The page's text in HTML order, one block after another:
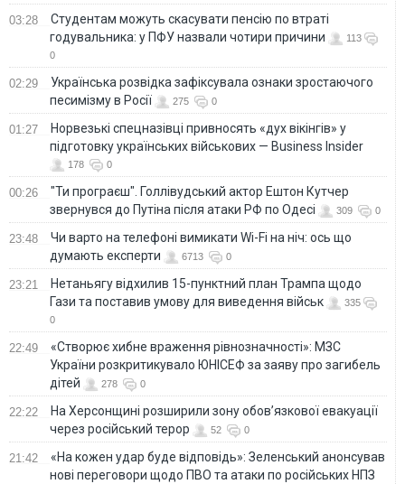
03:28
Студентам можуть скасувати пенсію по втраті
годувальника: у ПФУ назвали чотири причини
113
0
02:29
Українська розвідка зафіксувала ознаки зростаючого
песимізму в Росії
275 0
01:27
Норвезькі спецназівці привносять «дух вікінгів» у
підготовку українських військових — Business Insider
178 0
00:26
"Ти програєш". Голлівудський актор Ештон Кутчер
звернувся до Путіна після атаки РФ по Одесі
309 0
23:48
Чи варто на телефонi вимикати Wi-Fi на ніч: ось що
думають експерти
6713 0
23:21
Нетаньягу відхилив 15-пунктний план Трампа щодо
Гази та поставив умову для виведення військ
335
0
22:49
«Створює хибне враження рівнозначності»: МЗС
України розкритикувало ЮНІСЕФ за заяву про загибель
дітей
278 0
22:22
На Херсонщині розширили зону обов’язкової евакуації
через російський терор
52 0
21:42
«На кожен удар буде відповідь»: Зеленський анонсував
нові переговори щодо ПВО та атаки по російських НПЗ